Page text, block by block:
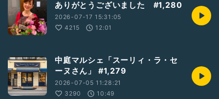
ありがとうございました #1,280
2026-07-17 15:31:05
4215
12:01
中庭マルシェ「スーリィ・ラ・セ
ーヌさん」 #1,279
2026-07-05 11:28:21
3290
10:49